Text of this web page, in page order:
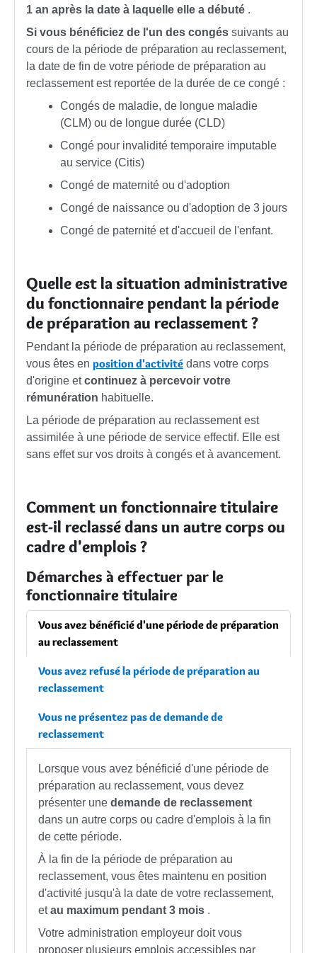
1 an après la date à laquelle elle a débuté .
Si vous bénéficiez de l'un des congés suivants au
cours de la période de préparation au reclassement,
la date de fin de votre période de préparation au
reclassement est reportée de la durée de ce congé :
Congés de maladie, de longue maladie
(CLM) ou de longue durée (CLD)
Congé pour invalidité temporaire imputable
au service (Citis)
Congé de maternité ou d'adoption
Congé de naissance ou d'adoption de 3 jours
Congé de paternité et d'accueil de l'enfant.
Quelle est la situation administrative
du fonctionnaire pendant la période
de préparation au reclassement ?
Pendant la période de préparation au reclassement,
vous êtes en position d'activité dans votre corps
d'origine et continuez à percevoir votre
rémunération habituelle.
La période de préparation au reclassement est
assimilée à une période de service effectif. Elle est
sans effet sur vos droits à congés et à avancement.
Comment un fonctionnaire titulaire
est-il reclassé dans un autre corps ou
cadre d'emplois ?
Démarches à effectuer par le
fonctionnaire titulaire
Vous avez bénéficié d'une période de préparation
au reclassement
Vous avez refusé la période de préparation au
reclassement
Vous ne présentez pas de demande de
reclassement
Lorsque vous avez bénéficié d'une période de
préparation au reclassement, vous devez
présenter une demande de reclassement
dans un autre corps ou cadre d'emplois à la fin
de cette période.
À la fin de la période de préparation au
reclassement, vous êtes maintenu en position
d'activité jusqu'à la date de votre reclassement,
et au maximum pendant 3 mois .
Votre administration employeur doit vous
proposer plusieurs emplois accessibles par